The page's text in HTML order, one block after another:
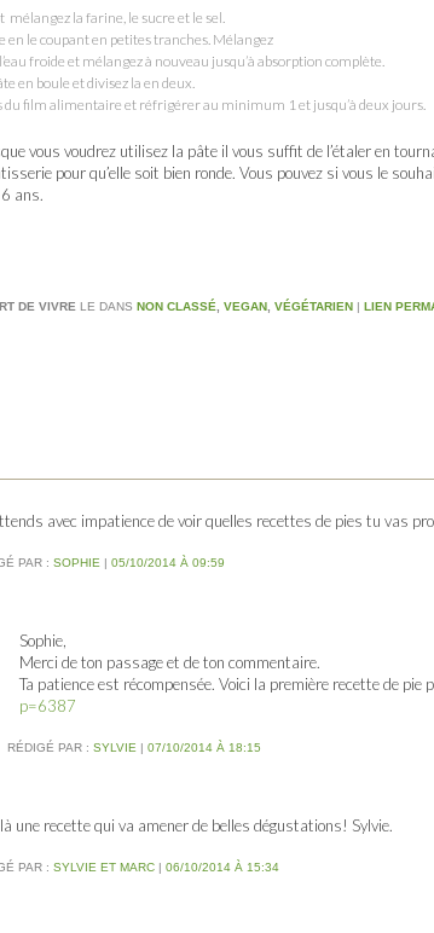
la farine, le sucre et le sel.
en le coupant en petites tranches. Mélangez
froide et mélangez à nouveau jusqu’à absorption complète.
en boule et divisez la en deux.
du film alimentaire et réfrigérer au minimum 1 et jusqu’à deux jours.
vous voudrez utilisez la pâte il vous suffit de l’étaler en
pour qu’elle soit bien ronde. Vous pouvez si vous le
ans.
DE VIVRE LE DANS NON CLASSÉ VEGAN VÉGÉTARIEN | LIEN
avec impatience de voir quelles recettes de pies tu vas
PAR : SOPHIE | 05/10/2014 À 09:59
Sophie,
Merci de ton passage et de ton commentaire.
Ta patience est récompensée. Voici la première recette de pie
p=6387
RÉDIGÉ PAR : SYLVIE | 07/10/2014 À 18:15
une recette qui va amener de belles dégustations! Sylvie.
PAR : SYLVIE ET MARC| 06/10/2014 À 15:34